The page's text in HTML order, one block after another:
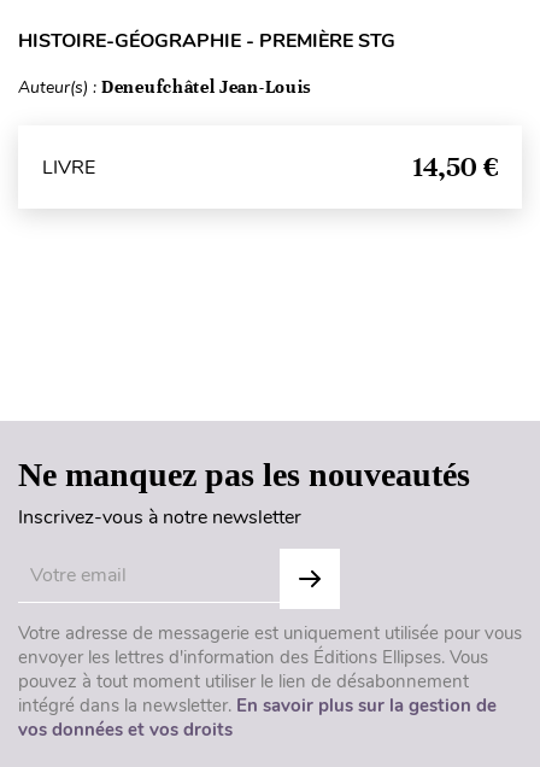
HISTOIRE-GÉOGRAPHIE - PREMIÈRE STG
Auteur(s) : Deneufchâtel Jean-Louis
LIVRE 14,50 €
Ne manquez pas les nouveautés
Inscrivez-vous à notre newsletter
Votre adresse de messagerie est uniquement utilisée pour vous
envoyer les lettres d'information des Éditions Ellipses. Vous
pouvez à tout moment utiliser le lien de désabonnement
intégré dans la newsletter. En savoir plus sur la gestion de
vos données et vos droits